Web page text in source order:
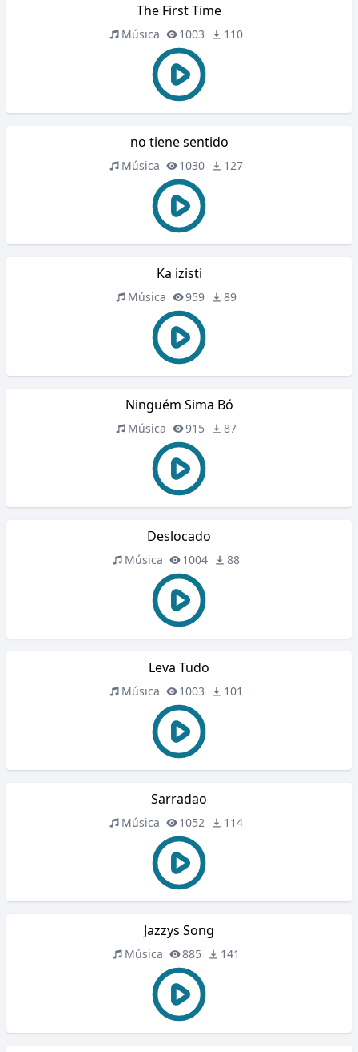
The First Time
Música 1003 110
no tiene sentido
Música 1030 127
Ka izisti
Música 959 89
Ninguém Sima Bó
Música 915 87
Deslocado
Música 1004 88
Leva Tudo
Música 1003 101
Sarradao
Música 1052 114
Jazzys Song
Música 885 141